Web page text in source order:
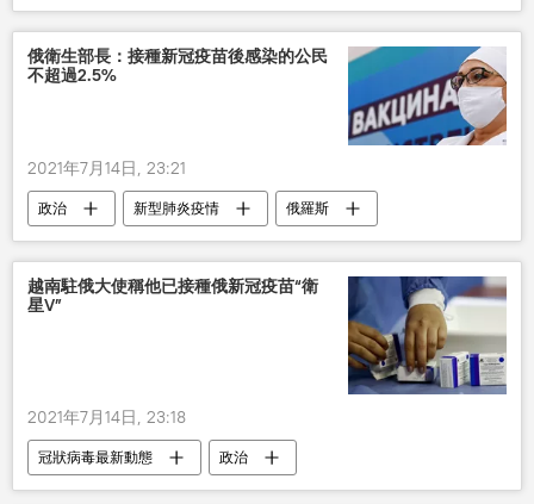
俄衛生部長：接種新冠疫苗後感染的公民
不超過2.5%
2021年7月14日, 23:21
政治 新型肺炎疫情 俄羅斯
越南駐俄大使稱他已接種俄新冠疫苗“衛
星V”
2021年7月14日, 23:18
冠狀病毒最新動態
政治
新型肺炎疫情
俄羅斯